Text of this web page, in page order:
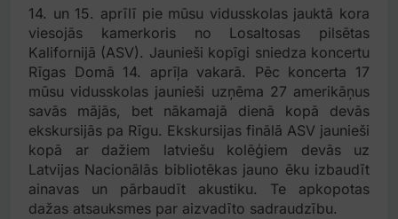
14. un 15. aprīlī pie mūsu vidusskolas jauktā kora
viesojās kamerkoris no Losaltosas pilsētas
Kalifornijā (ASV). Jaunieši kopīgi sniedza koncertu
Rīgas Domā 14. aprīļa vakarā. Pēc koncerta 17
mūsu vidusskolas jaunieši uzņēma 27 amerikāņus
savās mājās, bet nākamajā dienā kopā devās
ekskursijās pa Rīgu. Ekskursijas finālā ASV jaunieši
kopā ar dažiem latviešu kolēģiem devās uz
Latvijas Nacionālās bibliotēkas jauno ēku izbaudīt
ainavas un pārbaudīt akustiku. Te apkopotas
dažas atsauksmes par aizvadīto sadraudzību.